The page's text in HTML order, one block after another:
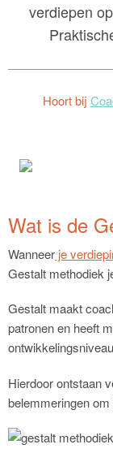
verdiepen
Hoort bij
Wat is de
Wanneer je
Gestalt methodiek
Gestalt maakt
patronen en heeft
Hierdoor ontstaan
belemmeringen